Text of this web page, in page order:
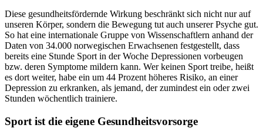
Diese gesundheitsfördernde Wirkung beschränkt sich nicht nur auf
unseren Körper, sondern die Bewegung tut auch unserer Psyche gut.
So hat eine internationale Gruppe von Wissenschaftlern anhand der
Daten von 34.000 norwegischen Erwachsenen festgestellt, dass
bereits eine Stunde Sport in der Woche Depressionen vorbeugen
bzw. deren Symptome mildern kann. Wer keinen Sport treibe, heißt
es dort weiter, habe ein um 44 Prozent höheres Risiko, an einer
Depression zu erkranken, als jemand, der zumindest ein oder zwei
Stunden wöchentlich trainiere.
Sport ist die eigene Gesundheitsvorsorge